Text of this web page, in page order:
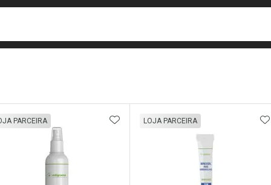
PARCEIRA ADICIONAR AOS FAVORITOS
LOJA PARCEIRA